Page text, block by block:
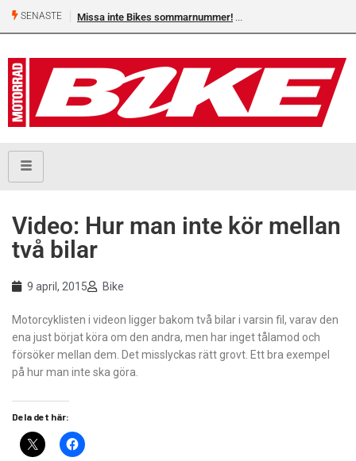
SENASTE Missa inte Bikes sommarnummer!
Video: Hur man inte kör mellan
två bilar
9 april, 2015 Bike
Motorcyklisten i videon ligger bakom två bilar i varsin fil, varav den
ena just börjat köra om den andra, men har inget tålamod och
försöker mellan dem. Det misslyckas rätt grovt. Ett bra exempel
på hur man inte ska göra.
Dela det här: